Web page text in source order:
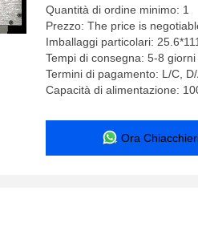
Quantità di ordine minimo: 1
Prezzo: The price is
Imballaggi particolari:
Tempi di consegna: 5-8 giorni
Termini di pagamento: L/C,
Capacità di alimentazione:
Ora